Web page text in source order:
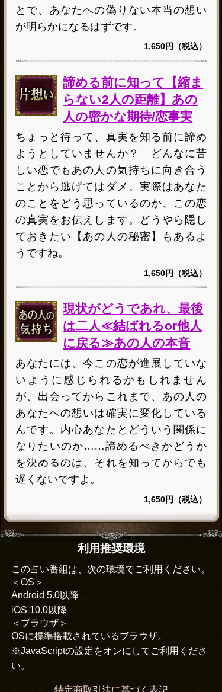
とで、あなたへの偽りない本当の想い
が明らかになるはずです。
1,650円（税込）
諦める前に知って【縮ま
らない2人の距離】あの
人の密かな期待/恋事実
ちょっと待って、真実を知る前に諦め
ようとしていませんか？ どんなに苦
しい恋でもあの人の気持ちに向き合う
ことから逃げてはダメ。実際はあなた
のことをどう思っているのか、この恋
の真実をお伝えします。どうやら隠し
ておきたい【あの人の秘密】もあるよ
うですね。
1,650円（税込）
現状がどうであれ、最後
は二人≪結ばれるor他人
に戻る≫あの人の本音
あなたには、今この恋が進展していな
いように感じられるかもしれません
が、出会ってからこれまで、あの人の
あなたへの想いは確実に変化している
んです。内心あなたとどういう関係に
なりたいのか……諦めるべきかどうか
を決めるのは、それを知ってからでも
遅くないですよ。
1,650円（税込）
利用推奨環境
この占い番組は、次の環境でご利用ください。
＜OS＞
Android 5.0以降
iOS 10.0以降
＜ブラウザ＞
OSに標準搭載されているブラウザ。
※JavaScriptの設定をオンにしてご利用くださ
い。
特定商取引法に基づく表記